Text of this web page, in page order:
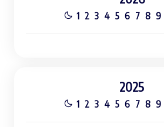
1 2 3 4 5 6 7 8 9
2025
1 2 3 4 5 6 7 8 9